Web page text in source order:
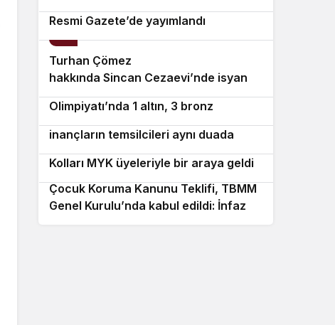
Ofisi Daimi Temsilciliği’ne atama
Resmi Gazete’de yayımlandı
Turhan Çömez
hakkında Sincan Cezaevi’nde isyan
çıktığı yönündeki açıklamaları
nedeniyle soruşturma başlatıldı
7
Olimpiyatı’nda 1 altın, 3 bronz
madalya
inançların temsilcileri aynı duada
buluştu
Kolları MYK üyeleriyle bir araya geldi
10
Çocuk Koruma Kanunu Teklifi, TBMM
Genel Kurulu’nda kabul edildi: İnfaz ve